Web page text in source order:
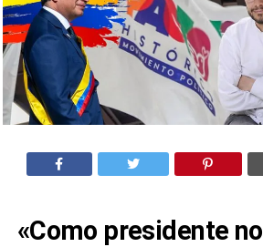
«Como presidente no